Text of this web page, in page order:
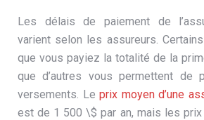
Les délais de paiement de
varient selon les assureurs.
que vous payiez la totalité de la
que d’autres vous permettent de
versements. Le prix moyen d’une
est de 1 500 \$ par an, mais les